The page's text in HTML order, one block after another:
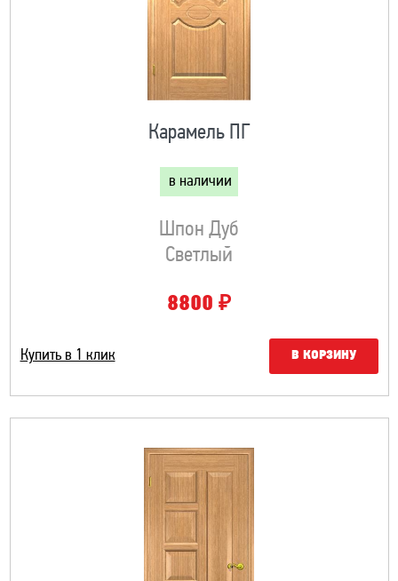
Карамель ПГ
в наличии
Шпон Дуб
Светлый
8800 ₽
Купить в 1 клик В КОРЗИНУ